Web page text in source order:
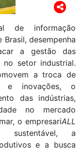
de informação
desempenha
a gestão das
no setor industrial.
a troca de
e inovações, o
das indústrias,
no mercado
o empresariALL
sustentável, a
e a busca